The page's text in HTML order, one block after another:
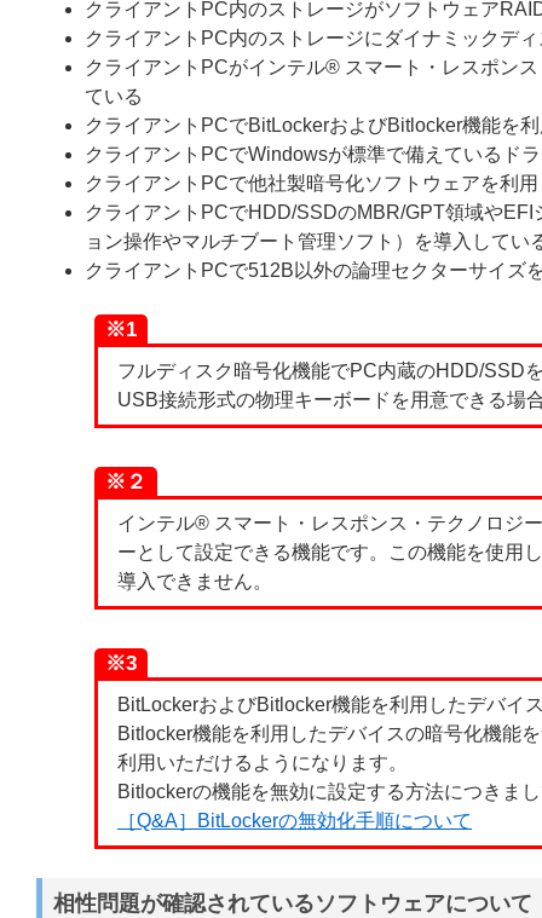
クライアントPC内のストレージがソフトウェア
クライアントPC内のストレージにダイナミックデ
クライアントPCがインテル® スマート・レスポン
ている
クライアントPCでBitLockerおよびBitlocker機能を
クライアントPCでWindowsが標準で備えているド
クライアントPCで他社製暗号化ソフトウェアを利
クライアントPCでHDD/SSDのMBR/GPT領域や
ョン操作やマルチブート管理ソフト）を導入してい
クライアントPCで512B以外の論理セクターサイズ
※1
フルディスク暗号化機能でPC内蔵のHDD/SSD
USB接続形式の物理キーボードを用意できる場
※２
インテル® スマート・レスポンス・テクノロジ
ーとして設定できる機能です。この機能を使用
導入できません。
※3
BitLockerおよびBitlocker機能を利用したデバイ
Bitlocker機能を利用したデバイスの暗号化機能
利用いただけるようになります。
Bitlockerの機能を無効に設定する方法につきま
［Q&A］BitLockerの無効化手順について
相性問題が確認されているソフトウェアについて